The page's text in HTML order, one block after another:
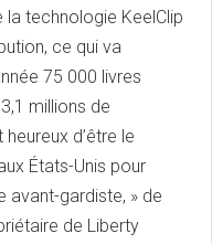
la technologie KeelClip
ce qui va
75 000 livres
millions de
d’être le
États-Unis pour
avant-gardiste, » de
de Liberty